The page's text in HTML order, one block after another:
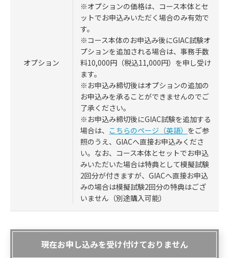
オプション
※オプションの価格は、コース本体とセ
ットでお申込みいただく場合のみ有効で
す。
※コース本体のお申込み後にGIAC試験オ
プションを追加される場合は、事務手数
料10,000円（税込11,000円）を申し受け
ます。
※お申込み締切後はオプションの追加の
お申込みを承ることができませんのでご
了承ください。
※お申込み締切後にGIAC試験を追加する
場合は、 こちらのページ（英語） をご参
照のうえ、GIACへ直接お申込みくださ
い。なお、コース本体とセットでお申込
みいただいた場合は特典として模擬試験
2回分が付きますが、GIACへ直接お申込
みの場合は模擬試験2回分の特典はござ
いません（別途購入可能）
現在お申し込みを受け付けておりません